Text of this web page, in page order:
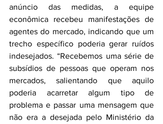
anúncio das medidas, a equipe
econômica recebeu manifestações de
agentes do mercado, indicando que um
trecho específico poderia gerar ruídos
indesejados. “Recebemos uma série de
subsídios de pessoas que operam nos
mercados, salientando que aquilo
poderia acarretar algum tipo de
problema e passar uma mensagem que
não era a desejada pelo Ministério da